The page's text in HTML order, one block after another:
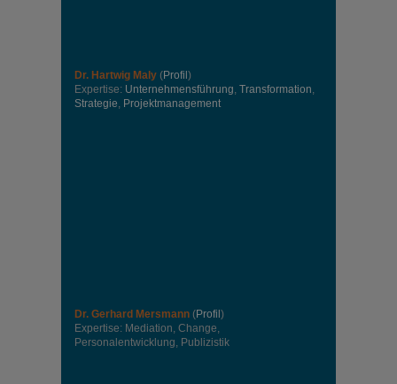
Dr. Hartwig Maly (Profil )
Expertise: Unternehmensführung, Transformation,
Strategie, Projektmanagement
Dr. Gerhard Mersmann (Profil )
Expertise: Mediation, Change,
Personalentwicklung, Publizistik